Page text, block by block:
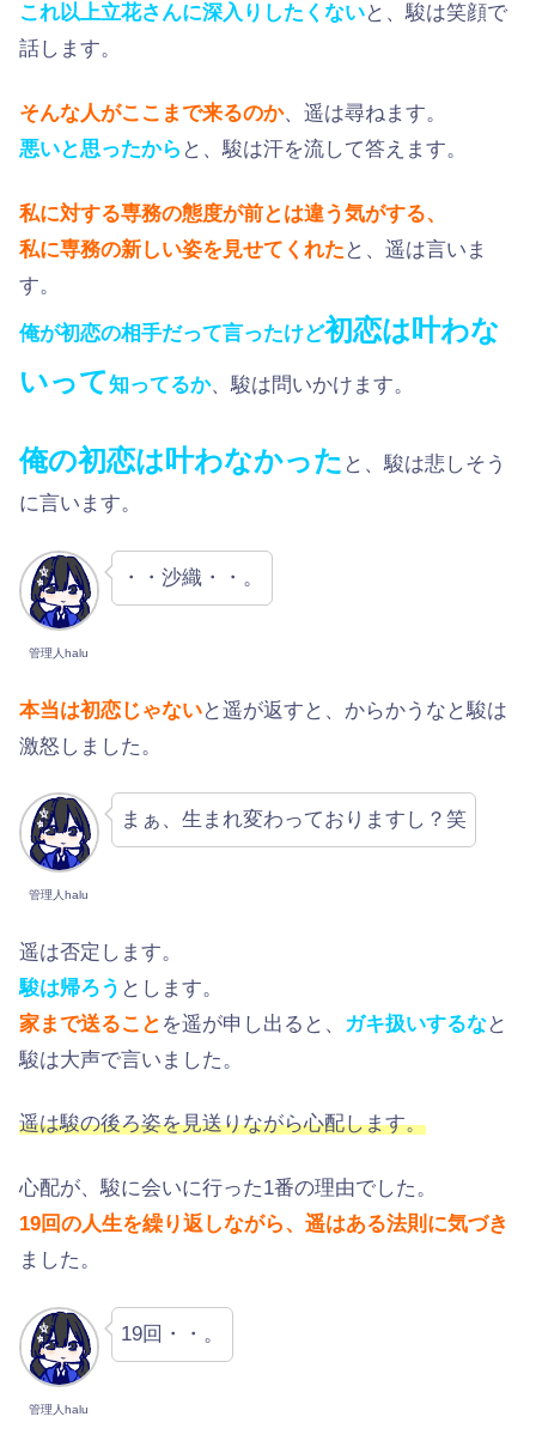
これ以上立花さんに深入りしたくないと、駿は笑顔で
話します。
そんな人がここまで来るのか、遥は尋ねます。
悪いと思ったから と、駿は汗を流して答えます。
私に対する専務の態度が前とは違う気がする、
私に専務の新しい姿を見せてくれた と、遥は言いま
す。
俺が初恋の相手だって言ったけど初恋は叶わな
いって知ってるか、駿は問いかけます。
俺の初恋は叶わなかった と、駿は悲しそう
に言います。
管理人halu
・・沙織・・。
本当は初恋じゃないと遥が返すと、からかうなと駿は
激怒しました。
管理人halu
まぁ、生まれ変わっておりますし？笑
遥は否定します。
駿は帰ろう とします。
家まで送ること を遥が申し出ると、 ガキ扱いするなと
駿は大声で言いました。
遥は駿の後ろ姿を見送りながら心配します。
心配が、駿に会いに行った1番の理由でした。
19回の人生を繰り返しながら、遥はある法則に気づき
ました。
管理人halu
19回・・。